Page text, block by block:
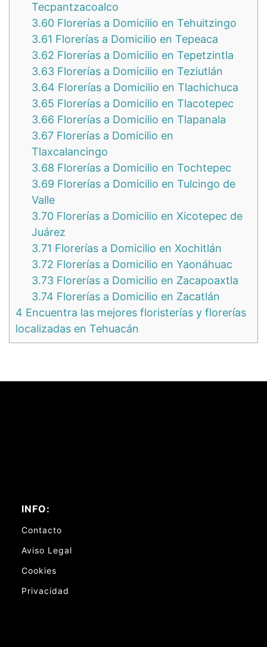
Tecpantzacoalco
3.60 Florerías a Domicilio en Tehuitzingo
3.61 Florerías a Domicilio en Tepeaca
3.62 Florerías a Domicilio en Tepetzintla
3.63 Florerías a Domicilio en Teziutlán
3.64 Florerías a Domicilio en Tlachichuca
3.65 Florerías a Domicilio en Tlacotepec
3.66 Florerías a Domicilio en Tlapanala
3.67 Florerías a Domicilio en
Tlaxcalancingo
3.68 Florerías a Domicilio en Tochtepec
3.69 Florerías a Domicilio en Tulcingo de
Valle
3.70 Florerías a Domicilio en Xicotepec de
Juárez
3.71 Florerías a Domicilio en Xochitlán
3.72 Florerías a Domicilio en Yaonáhuac
3.73 Florerías a Domicilio en Zacapoaxtla
3.74 Florerías a Domicilio en Zacatlán
4 Encuentra las mejores floristerías y florerías
localizadas en Tehuacán
INFO:
Contacto
Aviso Legal
Cookies
Privacidad